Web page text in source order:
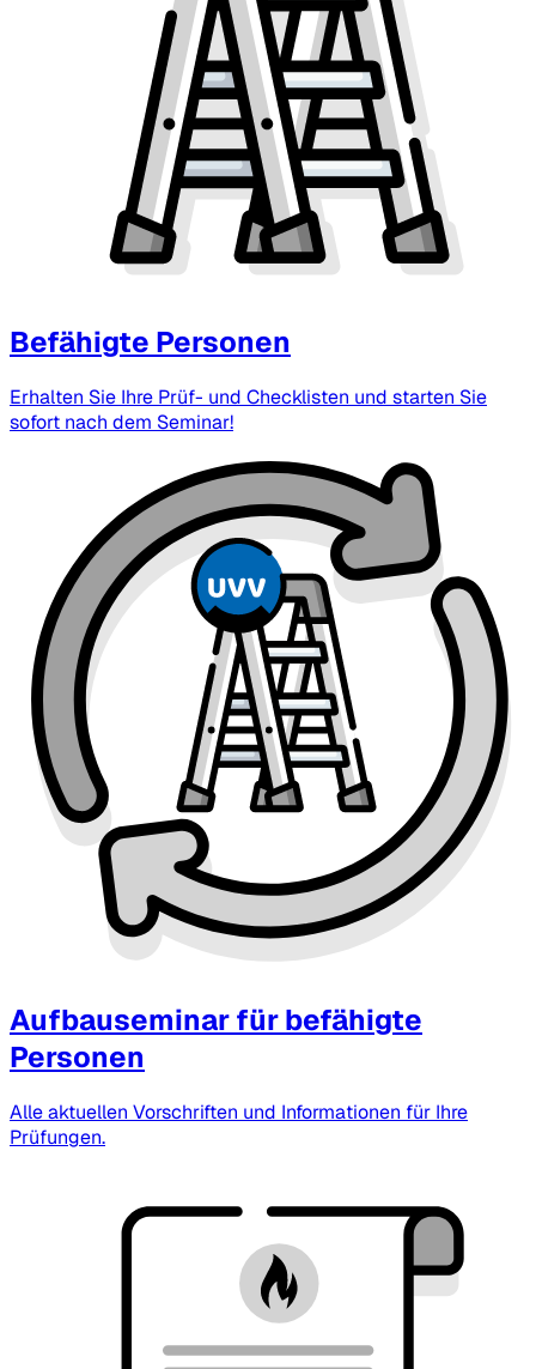
Befähigte Personen
Erhalten Sie Ihre Prüf- und Checklisten und starten Sie
sofort nach dem Seminar!
Aufbauseminar für befähigte
Personen
Alle aktuellen Vorschriften und Informationen für Ihre
Prüfungen.